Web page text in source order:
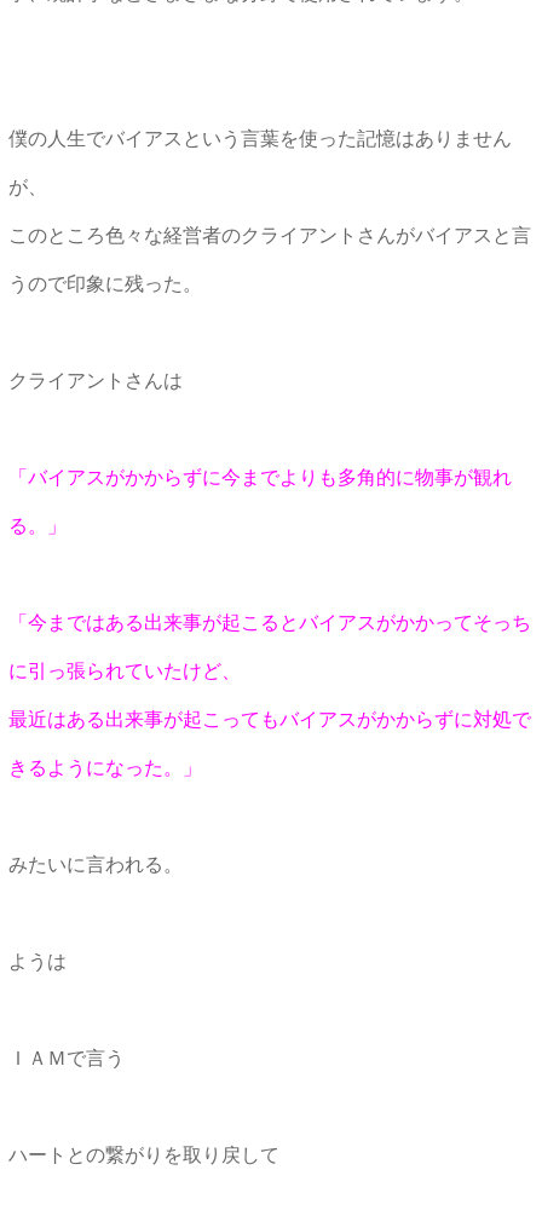
僕の人生でバイアスという言葉を使った記憶はありません
が、
このところ色々な経営者のクライアントさんがバイアスと言
うので印象に残った。
クライアントさんは
「バイアスがかからずに今までよりも多角的に物事が観れ
る。」
「今まではある出来事が起こるとバイアスがかかってそっち
に引っ張られていたけど、
最近はある出来事が起こってもバイアスがかからずに対処で
きるようになった。」
みたいに言われる。
ようは
ＩＡＭで言う
ハートとの繋がりを取り戻して